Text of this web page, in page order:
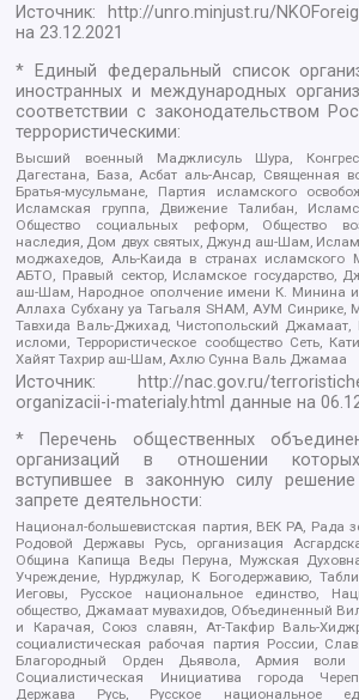
Источник: http://unro.minjust.ru/
на23.12.2021
* Единый федеральный список
иностранных и международных
соответствии с законодательством
террористическими:
Высший военный Маджлисуль Шура,
Дагестана, База, Асбат аль-Ансар, Священная
Братья-мусульмане, Партия исламского
Исламская группа, Движение Талибан,
Общество социальных реформ, Общество
наследия, Дом двух святых, Джунд аш-Шам,
моджахедов, Аль-Каида в странах исламского
АБТО, Правый сектор, Исламское государство,
аш-Шам, Народное ополчение имени К. Минина
Аллаха Субхану уа Тагьаля SHAM, АУМ
Тавхида Валь-Джихад, Чистопольский Джамаат,
исломи, Террористическое сообщество Сеть,
Хайят Тахрир аш-Шам, Ахлю Сунна Валь Джамаа
Источник:
http://nac.gov.ru/
organizacii-i-materialy.html данные на
* Перечень общественных
организаций в отношении
вступившее в законную силу
запрете деятельности:
Национал-большевистская партия, ВЕК РА, Рада
Родовой Державы Русь, организация
Община Капища Веды Перуна, Мужская
Учреждение, Нурджулар, К Богодержавию,
Иеговы, Русское национальное единство,
общество, Джамаат мувахидов, Объединенный
и Карачая, Союз славян, Ат-Такфир Валь-
социалистическая рабочая партия России,
Благородный Орден Дьявола, Армия воли
Социалистическая Инициатива города
Держава Русь, Русское национальное